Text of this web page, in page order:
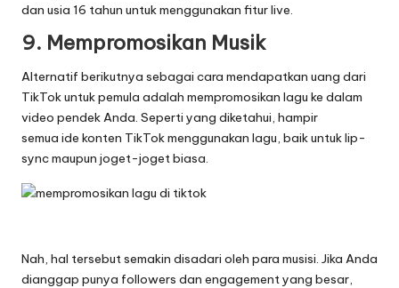
dan usia 16 tahun untuk menggunakan fitur live.
9. Mempromosikan Musik
Alternatif berikutnya sebagai cara mendapatkan uang dari
TikTok untuk pemula adalah mempromosikan lagu ke dalam
video pendek Anda. Seperti yang diketahui, hampir
semua ide konten TikTok menggunakan lagu, baik untuk lip-
sync maupun joget-joget biasa.
Nah, hal tersebut semakin disadari oleh para musisi. Jika Anda
dianggap punya followers dan engagement yang besar,